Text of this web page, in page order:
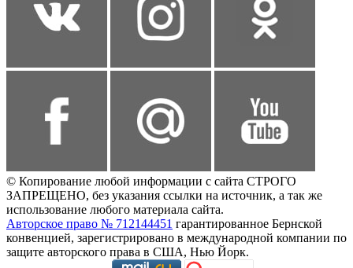
© Копирование любой информации с сайта СТРОГО
ЗАПРЕЩЕНО, без указания ссылки на источник, а так же
использование любого материала сайта.
Авторское право № 712144451 гарантированное Бернской
конвенцией, зарегистрировано в международной компании по
защите авторского права в США, Нью Йорк.